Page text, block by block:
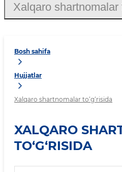
Bosh sahifa
Hujjatlar
Xalqaro shartnomalar to‘g‘risida
XALQARO
TO‘G‘RISIDA
Xalqaro shartnomalar